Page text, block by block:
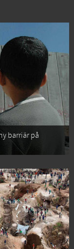
barriär på